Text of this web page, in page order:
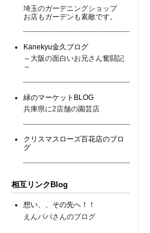
埼玉のガーデニングショップ
お店もガーデンも素敵です。
Kanekyu金久ブログ
～大阪の面白いお兄さん奮闘記
～
緑のマーケットBLOG
兵庫県に2店舗の園芸店
クリスマスローズ百花店のブロ
グ
相互リンクBlog
想い、、その先へ！！
えんパパさんのブログ